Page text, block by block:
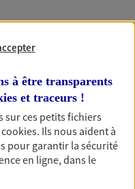
épargne : achat
ou voyage autour
rythme et
à être transparents
et traceurs !
sur ces petits fichiers
cookies. Ils nous aident à
pour garantir la sécurité
en ligne, dans le